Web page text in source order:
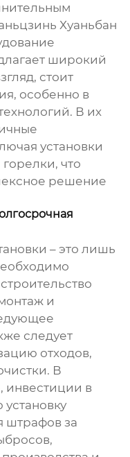
Хуаньбан
широкий
стоит
особенно в
В их
установки
что
решение
– это лишь
и
следует
отходов,
В
инвестиции в
установку
штрафов за